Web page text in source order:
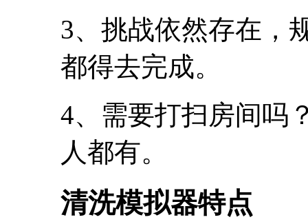
3、挑战依然存在，
都得去完成。
4、需要打扫房间吗
人都有。
清洗模拟器特点